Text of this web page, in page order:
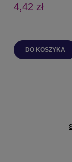
4,42 zł
DO KOSZYKA